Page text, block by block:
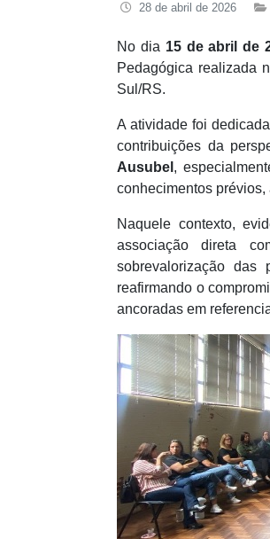
28 de abril de 2026
No dia 15 de abril de
Pedagógica realizada
Sul/RS.
A atividade foi
contribuições da
Ausubel ,
conhecimentos
Naquele contexto,
associação direta
sobrevalorização das
reafirmando o
ancoradas em